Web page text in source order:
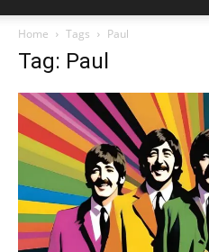
Home Tags Paul
Tag: Paul